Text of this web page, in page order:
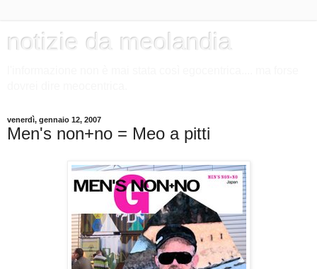
notizie da meolandia
venerdì, gennaio 12, 2007
Men's non+no = Meo a pitti